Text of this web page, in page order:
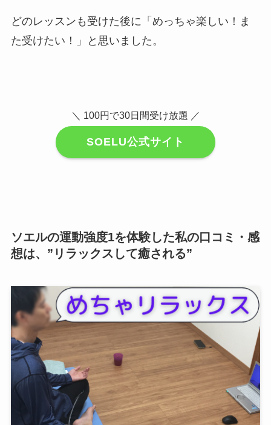
どのレッスンも受けた後に「めっちゃ楽しい！ま
た受けたい！」と思いました。
＼ 100円で30日間受け放題 ／
SOELU公式サイト
ソエルの運動強度1を体験した私の口コミ・感
想は、”リラックスして癒される”